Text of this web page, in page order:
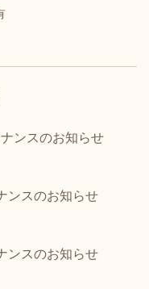
ンスのお知らせ
ンスのお知らせ
ンスのお知らせ